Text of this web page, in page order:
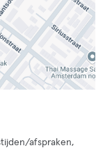
afspraken,